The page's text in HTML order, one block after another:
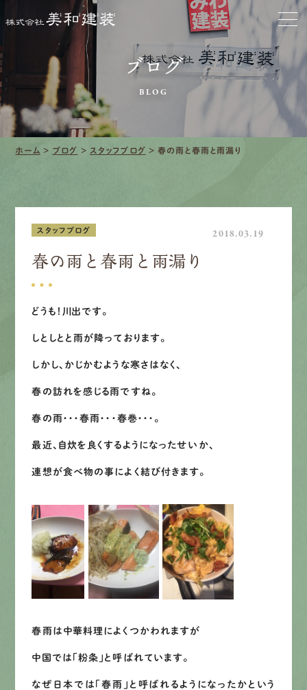
お家をきれいに
会社をきれいに
クリーニング
施工事例
会社案内
先輩インタビュー
有資 格者が、無料建物診断いたします!!
0120-44-2605
営業時間 8:00−18:00 ｜
定休日 日曜・祝日
Webお問い合わせ
ブログ
BLOG
ホーム > ブログ > スタッフブログ >春の雨と春雨と雨漏り
スタッフブログ 2018.03.19
春の雨と春雨と雨漏り
どうも！川出です。
しとしとと雨が降っております。
しかし、かじかむような寒さはなく、
春の訪れを感じる雨ですね。
春の雨・・・春雨・・・春巻・・・。
最近、自炊を良くするようになったせいか、
連想が食べ物の事によく結び付きます。
春雨は中華料理によくつかわれますが
中国では「粉条」と呼ばれています。
なぜ日本では「春雨」と呼ばれるようになったかという